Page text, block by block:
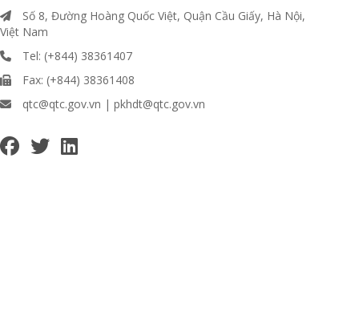
Số 8, Đường Hoàng Quốc Việt, Quận Cầu Giấy, Hà Nội,
Việt Nam
Tel: (+844) 38361407
Fax: (+844) 38361408
qtc@qtc.gov.vn | pkhdt@qtc.gov.vn